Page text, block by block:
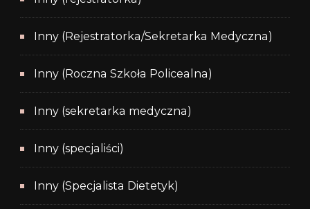
Inny (Rejestratorka/Sekretarka Medyczna)
Inny (Roczna Szkoła Policealna)
Inny (sekretarka medyczna)
Inny (specjaliści)
Inny (Specjalista Dietetyk)